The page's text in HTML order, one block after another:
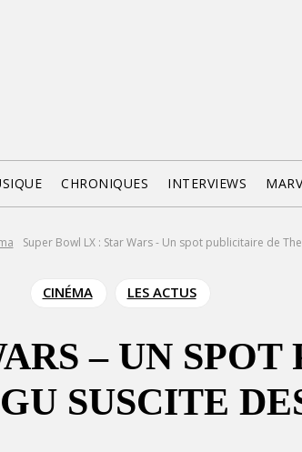
CHRONIQUES INTERVIEWS
Super Bowl LX : Star Wars - Un spot publicitaire de
CINÉMA LES ACTUS
– UN
SUSCITE